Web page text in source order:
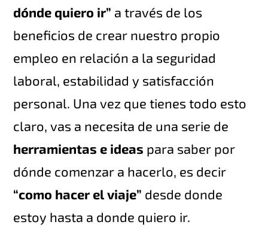
dónde quiero ir” a través de los
beneficios de crear nuestro propio
empleo en relación a la seguridad
laboral, estabilidad y satisfacción
personal. Una vez que tienes todo esto
claro, vas a necesita de una serie de
herramientas e ideas para saber por
dónde comenzar a hacerlo, es decir
“como hacer el viaje” desde donde
estoy hasta a donde quiero ir.